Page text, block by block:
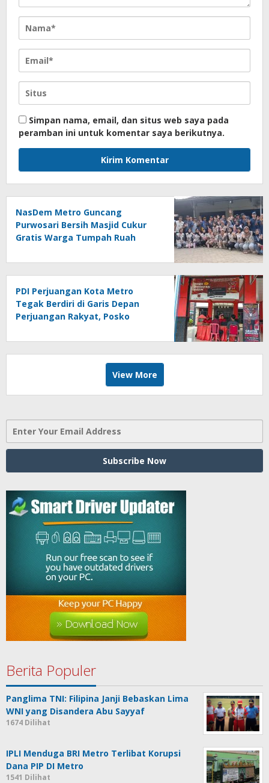
Simpan nama, email, dan situs web saya pada
peramban ini untuk komentar saya berikutnya.
NasDem Metro Guncang
Purwosari Bersih Masjid Cukur
Gratis Warga Tumpah Ruah
PDI Perjuangan Kota Metro
Tegak Berdiri di Garis Depan
Perjuangan Rakyat, Posko
Jumat, BBHAR Siap Dibentuk
View More
Berita Populer
Panglima TNI: Filipina Janji Bebaskan Lima
WNI yang Disandera Abu Sayyaf
1674 Dilihat
IPLI Menduga BRI Metro Terlibat Korupsi
Dana PIP DI Metro
1541 Dilihat